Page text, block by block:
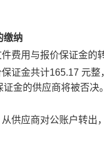
缴纳
费用与报价保证金
证金共计165.17 元整
金的供应商将被否
供应商对公账户转出